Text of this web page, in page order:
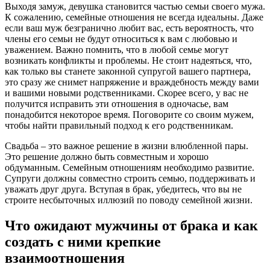
Выходя замуж, девушка становится частью семьи своего мужа.
К сожалению, семейные отношения не всегда идеальны. Даже
если ваш муж безгранично любит вас, есть вероятность, что
члены его семьи не будут относиться к вам с любовью и
уважением. Важно помнить, что в любой семье могут
возникать конфликты и проблемы. Не стоит надеяться, что,
как только вы станете законной супругой вашего партнера,
это сразу же снимет напряжение и враждебность между вами
и вашими новыми родственниками. Скорее всего, у вас не
получится исправить эти отношения в одночасье, вам
понадобится некоторое время. Поговорите со своим мужем,
чтобы найти правильный подход к его родственникам.
Свадьба – это важное решение в жизни влюбленной пары.
Это решение должно быть совместным и хорошо
обдуманным. Семейным отношениям необходимо развитие.
Супруги должны совместно строить семью, поддерживать и
уважать друг друга. Вступая в брак, убедитесь, что вы не
строите несбыточных иллюзий по поводу семейной жизни.
Что ожидают мужчины от брака и как
создать с ними крепкие
взаимоотношения